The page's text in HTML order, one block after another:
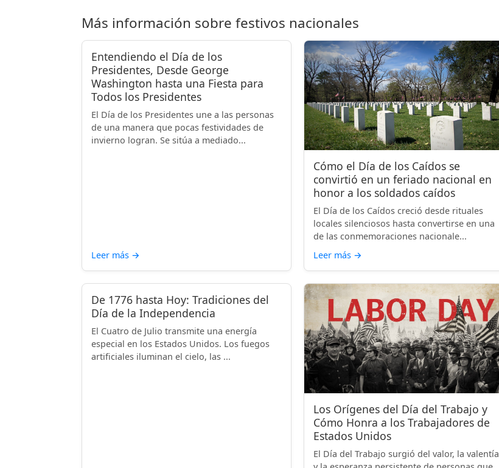
Más información sobre festivos nacionales
Entendiendo el Día de los
Presidentes, Desde George
Washington hasta una Fiesta para
Todos los Presidentes
El Día de los Presidentes une a las personas
de una manera que pocas festividades de
invierno logran. Se sitúa a mediado...
Leer más →
Cómo el Día de los Caídos se
convirtió en un feriado nacional en
honor a los soldados caídos
El Día de los Caídos creció desde rituales
locales silenciosos hasta convertirse en una
de las conmemoraciones nacionale...
Leer más →
De 1776 hasta Hoy: Tradiciones del
Día de la Independencia
El Cuatro de Julio transmite una energía
especial en los Estados Unidos. Los fuegos
artificiales iluminan el cielo, las ...
Los Orígenes del Día del Trabajo y
Cómo Honra a los Trabajadores de
Estados Unidos
El Día del Trabajo surgió del valor, la valentía